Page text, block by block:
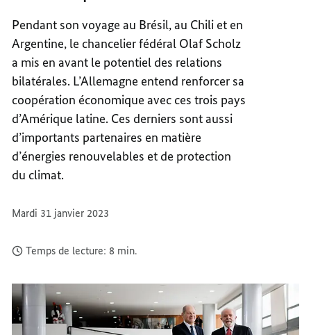
Pendant son voyage au Brésil, au Chili et en
Argentine, le chancelier fédéral Olaf Scholz
a mis en avant le potentiel des relations
bilatérales. L’Allemagne entend renforcer sa
coopération économique avec ces trois pays
d’Amérique latine. Ces derniers sont aussi
d’importants partenaires en matière
d’énergies renouvelables et de protection
du climat.
Mardi 31 janvier 2023
Temps de lecture: 8 min.